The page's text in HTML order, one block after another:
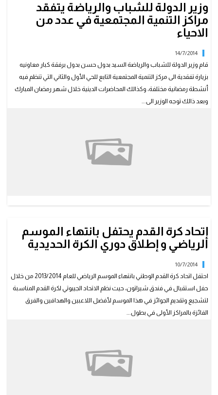
وزير الدولة للشباب والرياضة يتفقد
مراكز التنمية المجتمعية في عدد من
الاحياء
14/7/2014
قام وزير الدولة للشباب والرياضة السيد بدول حسن بدول برفقة كبار معاونيه
بزيارة تفقدية الى مركز التنمية المجتمعية التابع للحي الأول والثاني التي تنظم فيه
أنشطة رمضانية مختلفة، وكذالك المحاضرات الدينية خلال شهر رمضان المبارك
وبعد ذالك توجه الوزير الى...
إتحاد كرة القدم يحتفل بانتهاء الموسم
الرياضي و إطلاق دوري الكرة الحديدية
10/7/2014
احتفل اتحاد كرة القدم الوطني بانتهاء الموسم الرياضي للعام 2013/2014 من خلال
حفل استقبال في فندق شيراتون، حيث نظم الاتحاد الجيبوتي لكرة القدم المناسبة
لتشجيع وتقديم الجوائز في هذا الموسم لأفضل اللاعبين والهدافين والفرق
الفائزة بالمراكز الأولى في بطول...